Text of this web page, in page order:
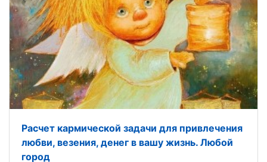
Расчет кармической задачи для привлечения
любви, везения, денег в вашу жизнь. Любой
город